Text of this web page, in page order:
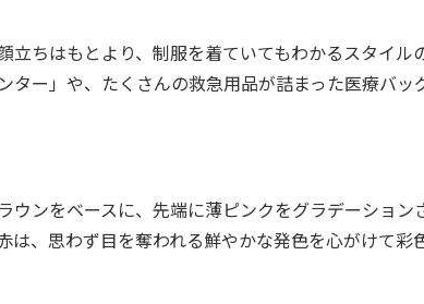
立ちはもとより、制服を着ていてもわかるスタイル
ター」や、たくさんの救急用品が詰まった医療バ
ウンをベースに、先端に薄ピンクをグラデーション
は、思わず目を奪われる鮮やかな発色を心がけて彩